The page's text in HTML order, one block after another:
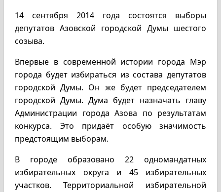
14 сентября 2014 года состоятся выборы
депутатов Азовской городской Думы шестого
созыва.
Впервые в современной истории города Мэр
города будет избираться из состава депутатов
городской Думы. Он же будет председателем
городской Думы. Дума будет назначать главу
Администрации города Азова по результатам
конкурса. Это придаёт особую значимость
предстоящим выборам.
В городе образовано 22 одномандатных
избирательных округа и 45 избирательных
участков. Территориальной избирательной